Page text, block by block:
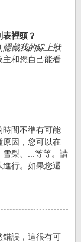
裡頭？
隱藏我的線上狀
主和您自己能看
時間不準有可能
原因，您可以在
雪梨、...等等。請
行。如果您還
錯誤，這很有可